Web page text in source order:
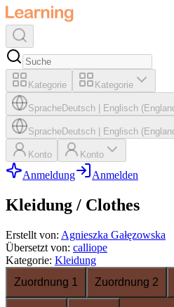
Kategorie Kategorie
SpracheDeutsch Englisch
SpracheDeutsch Englisch
Konto Konto
Anmeldung Anmelden
Kleidung / Clothes
Erstellt von: Agnieszka Gałęzowska
Übersetzt von: calliope
Kategorie: Kleidung
Zuordnung 1
Zuordnung 2